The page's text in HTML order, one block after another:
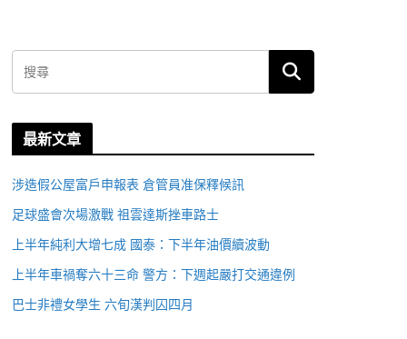
最新文章
涉造假公屋富戶申報表 倉管員准保釋候訊
足球盛會次場激戰 祖雲達斯挫車路士
上半年純利大增七成 國泰：下半年油價續波動
上半年車禍奪六十三命 警方：下週起嚴打交通違例
巴士非禮女學生 六旬漢判囚四月